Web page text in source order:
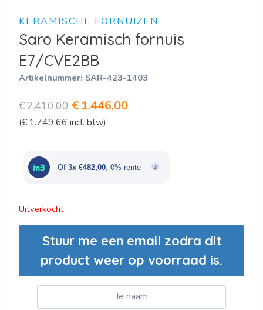
KERAMISCHE FORNUIZEN
Saro Keramisch fornuis
E7/CVE2BB
Artikelnummer: SAR-423-1403
€2.410,00 Oorspronkelijke
prijs
€2.410,00.
€1.446,00Huidige
€1.446,00.
(€ 1.749,66 incl. btw)
Of 3x €482,00, 0% rente
Uitverkocht
Stuur me een email zodra dit
product weer op voorraad is.